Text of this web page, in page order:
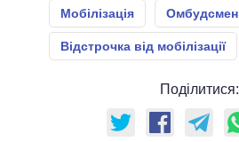
Мобілізація Омбудсмен
Відстрочка від мобілізації
Поділитися: